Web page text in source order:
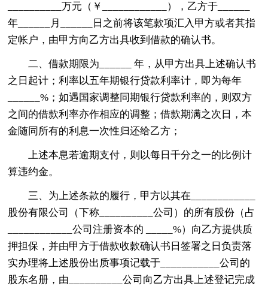
__________万元（￥____________），乙方于______
年______月______日之前将该笔款项汇入甲方或者其指
定帐户，由甲方向乙方出具收到借款的确认书。
二、借款期限为______ 年，从甲方出具上述确认书
之日起计；利率以五年期银行贷款利率计，即为每年
______%；如遇国家调整同期银行贷款利率的，则双方
之间的借款利率亦作相应的调整；借款期满之次日，本
金随同所有的利息一次性归还给乙方；
上述本息若逾期支付，则以每日千分之一的比例计
算违约金。
三、为上述条款的履行，甲方以其在____________
股份有限公司（下称__________公司）的所有股份（占
____________公司注册资本的 _____%）向乙方提供质
押担保，并由甲方于借款收款确认书日签署之日负责落
实办理将上述股份出质事项记载于___________公司的
股东名册，由__________公司向乙方出具上述登记完成